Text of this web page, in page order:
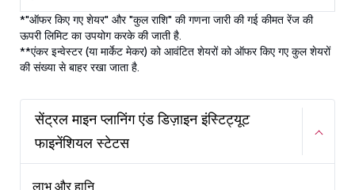
*"ऑफर किए गए शेयर" और "कुल राशि" की गणना जारी की गई कीमत रेंज की
ऊपरी लिमिट का उपयोग करके की जाती है.
**एंकर इन्वेस्टर (या मार्केट मेकर) को आवंटित शेयरों को ऑफर किए गए कुल शेयरों
की संख्या से बाहर रखा जाता है.
सेंट्रल माइन प्लानिंग एंड डिज़ाइन इंस्टिट्यूट
फाइनेंशियल स्टेटस
लाभ और हानि